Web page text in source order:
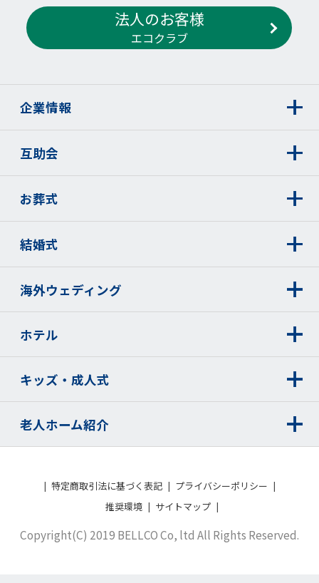
法人のお客様
エコクラブ
企業情報
互助会
お葬式
結婚式
海外ウェディング
ホテル
キッズ・成人式
老人ホーム紹介
特定商取引法に基づく表記
プライバシーポリシー
推奨環境
サイトマップ
Copyright(C) 2019 BELLCO Co, ltd All Rights Reserved.